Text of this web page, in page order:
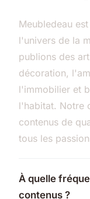
Meubledeau
l'univers de la
publions des
décoration,
l'immobilier et
l'habitat. Notre
contenus de
tous les
À quelle
contenus ?